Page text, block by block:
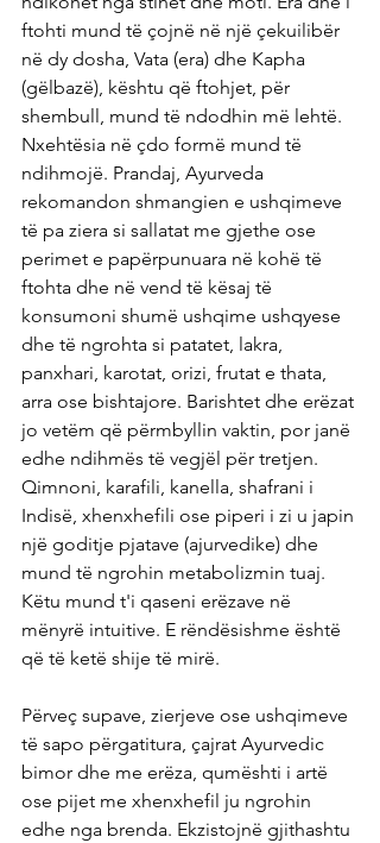
ftohti mund të çojnë në një çekuilibër
në dy dosha, Vata (era) dhe Kapha
(gëlbazë), kështu që ftohjet, për
shembull, mund të ndodhin më lehtë.
Nxehtësia në çdo formë mund të
ndihmojë. Prandaj, Ayurveda
rekomandon shmangien e ushqimeve
të pa ziera si sallatat me gjethe ose
perimet e papërpunuara në kohë të
ftohta dhe në vend të kësaj të
konsumoni shumë ushqime ushqyese
dhe të ngrohta si patatet, lakra,
panxhari, karotat, orizi, frutat e thata,
arra ose bishtajore. Barishtet dhe erëzat
jo vetëm që përmbyllin vaktin, por janë
edhe ndihmës të vegjël për tretjen.
Qimnoni, karafili, kanella, shafrani i
Indisë, xhenxhefili ose piperi i zi u japin
një goditje pjatave (ajurvedike) dhe
mund të ngrohin metabolizmin tuaj.
Këtu mund t'i qaseni erëzave në
mënyrë intuitive. E rëndësishme është
që të ketë shije të mirë.
Përveç supave, zierjeve ose ushqimeve
të sapo përgatitura, çajrat Ayurvedic
bimor dhe me erëza, qumështi i artë
ose pijet me xhenxhefil ju ngrohin
edhe nga brenda. Ekzistojnë gjithashtu